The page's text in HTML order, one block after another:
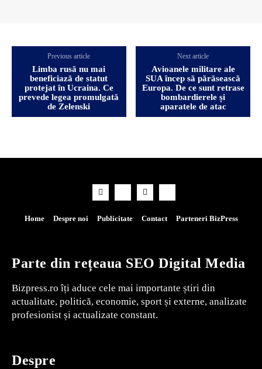
Previous article
Limba rusă nu mai
beneficiază de statut
protejat în Ucraina. Ce
prevede legea promulgată
de Zelenski
Next article
Avioanele militare ale
SUA încep să părăsească
Europa. De ce sunt retrase
bombardierele și
aparatele de atac
Home Despre noi Publicitate Contact Parteneri BizPress
Parte din rețeaua SEO Digital Media
Bizpress.ro îți aduce cele mai importante știri din
actualitate, politică, economie, sport și externe, analizate
profesionist și actualizate constant.
Despre